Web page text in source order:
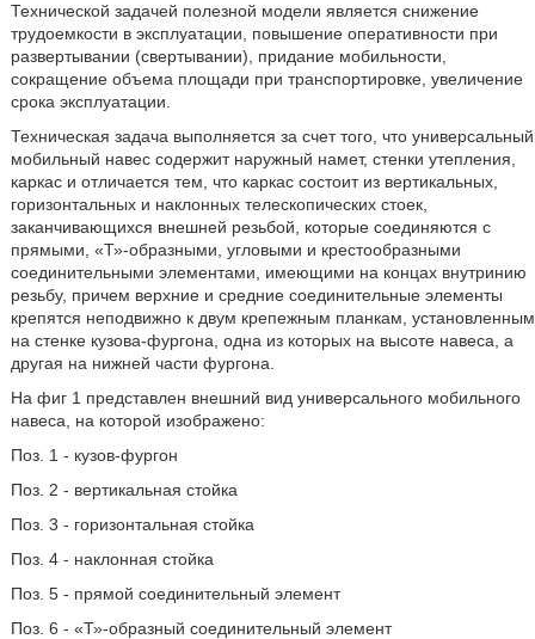
Технической задачей полезной модели является снижение
трудоемкости в эксплуатации, повышение оперативности при
развертывании (свертывании), придание мобильности,
сокращение объема площади при транспортировке, увеличение
срока эксплуатации.
Техническая задача выполняется за счет того, что универсальный
мобильный навес содержит наружный намет, стенки утепления,
каркас и отличается тем, что каркас состоит из вертикальных,
горизонтальных и наклонных телескопических стоек,
заканчивающихся внешней резьбой, которые соединяются с
прямыми, «Т»-образными, угловыми и крестообразными
соединительными элементами, имеющими на концах внутринию
резьбу, причем верхние и средние соединительные элементы
крепятся неподвижно к двум крепежным планкам, установленным
на стенке кузова-фургона, одна из которых на высоте навеса, а
другая на нижней части фургона.
На фиг 1 представлен внешний вид универсального мобильного
навеса, на которой изображено:
Поз. 1 - кузов-фургон
Поз. 2 - вертикальная стойка
Поз. 3 - горизонтальная стойка
Поз. 4 - наклонная стойка
Поз. 5 - прямой соединительный элемент
Поз. 6 - «Т»-образный соединительный элемент